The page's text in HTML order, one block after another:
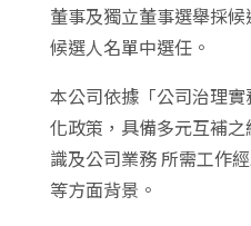
董事及獨立董事選舉採
候選人名單中選任。
本公司依據「公司治理
化政策，具備多元互補
識及公司業務 所需工作
等方面背景。